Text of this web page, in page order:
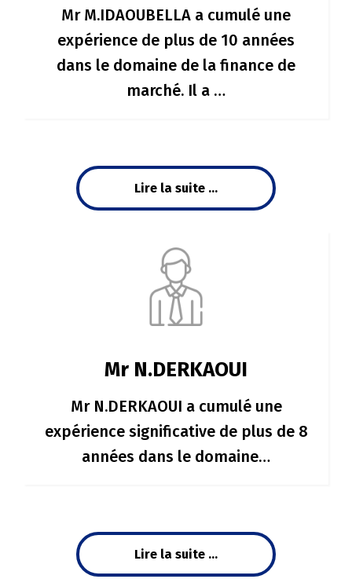
Mr M.IDAOUBELLA a cumulé une
expérience de plus de 10 années
dans le domaine de la finance de
marché. Il a …
Lire la suite ...
Mr N.DERKAOUI
Mr N.DERKAOUI a cumulé une
expérience significative de plus de 8
années dans le domaine…
Lire la suite ...